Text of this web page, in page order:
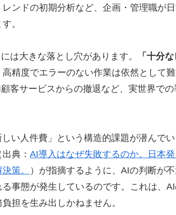
ンドの初期分析など、企画・管理職が
。
は大きな落とし穴があります。
「十分
高精度でエラーのない作業は依然として
客サービスからの撤退など、実世界で
い人件費」という構造的課題が潜んで
典： AI導入はなぜ失敗するのか。日本
策。
）が指摘するように、AIの判断が
事態が発生しているのです。これは、
担を生み出しかねません。